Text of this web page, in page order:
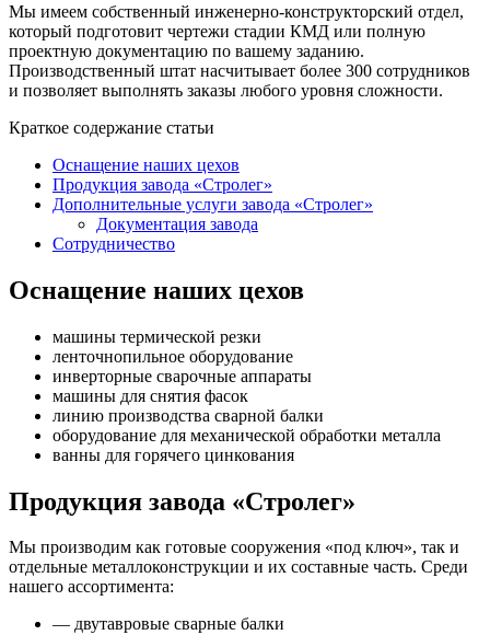
Мы имеем собственный инженерно-конструкторский отдел,
который подготовит чертежи стадии КМД или полную
проектную документацию по вашему заданию.
Производственный штат насчитывает более 300 сотрудников
и позволяет выполнять заказы любого уровня сложности.
Краткое содержание статьи
Оснащение наших цехов
Продукция завода «Стролег»
Дополнительные услуги завода «Стролег»
Документация завода
Сотрудничество
Оснащение наших цехов
машины термической резки
ленточнопильное оборудование
инверторные сварочные аппараты
машины для снятия фасок
линию производства сварной балки
оборудование для механической обработки металла
ванны для горячего цинкования
Продукция завода «Стролег»
Мы производим как готовые сооружения «под ключ», так и
отдельные металлоконструкции и их составные часть. Среди
нашего ассортимента:
— двутавровые сварные балки